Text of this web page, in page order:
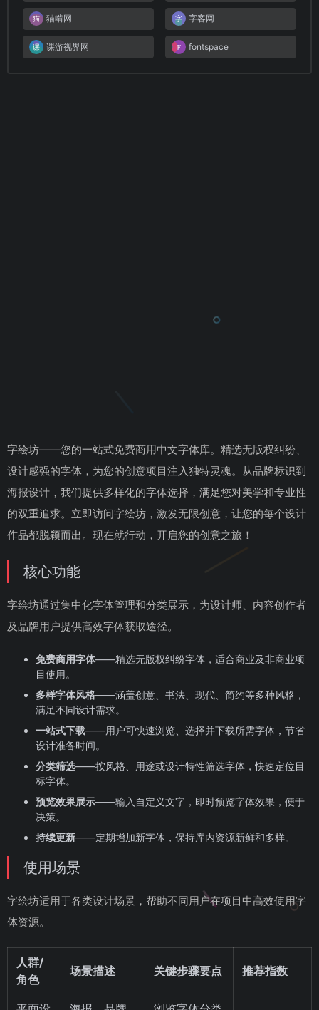
猫啃网 字客网
课游视界网 fontspace
字绘坊——您的一站式免费商用中文字体库。精选无版权纠纷、
设计感强的字体，为您的创意项目注入独特灵魂。从品牌标识到
海报设计，我们提供多样化的字体选择，满足您对美学和专业性
的双重追求。立即访问字绘坊，激发无限创意，让您的每个设计
作品都脱颖而出。现在就行动，开启您的创意之旅！
核心功能
字绘坊通过集中化字体管理和分类展示，为设计师、内容创作者
及品牌用户提供高效字体获取途径。
免费商用字体——精选无版权纠纷字体，适合商业及非商业项
目使用。
多样字体风格——涵盖创意、书法、现代、简约等多种风格，
满足不同设计需求。
一站式下载——用户可快速浏览、选择并下载所需字体，节省
设计准备时间。
分类筛选——按风格、用途或设计特性筛选字体，快速定位目
标字体。
预览效果展示——输入自定义文字，即时预览字体效果，便于
决策。
持续更新——定期增加新字体，保持库内资源新鲜和多样。
使用场景
字绘坊适用于各类设计场景，帮助不同用户在项目中高效使用字
体资源。
人群/
角色
场景描述 关键步骤要点 推荐指数